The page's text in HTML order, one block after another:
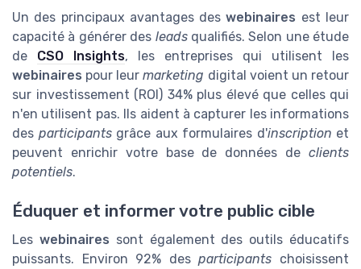
Un des principaux avantages deswebinaires est leur
capacité à générer des leadsqualifiés. Selon une étude
de CSO Insights, les entreprises qui utilisent les
webinaires pour leurmarketing digital voient un retour
sur investissement (ROI) 34% plus élevé que celles qui
n'en utilisent pas. Ils aident à capturer les informations
des participantsgrâce aux formulaires d'inscription et
peuvent enrichir votre base de données de clients
potentiels.
Éduquer et informer votre public cible
Les webinaires sont également des outils éducatifs
puissants. Environ 92% desparticipants choisissent